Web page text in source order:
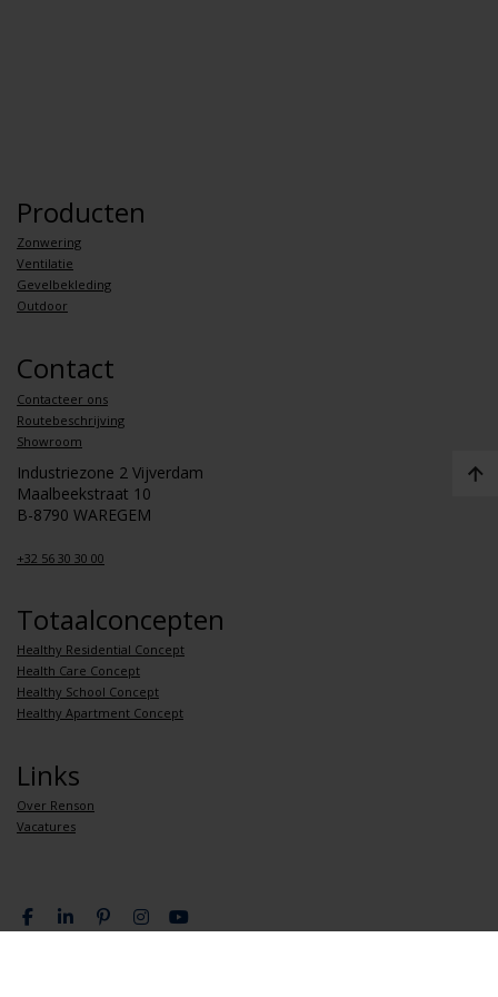
Producten
Zonwering
Ventilatie
Gevelbekleding
Outdoor
Contact
Contacteer ons
Routebeschrijving
Showroom
Industriezone 2 Vijverdam
Maalbeekstraat 10
B-8790 WAREGEM
+32 56 30 30 00
Totaalconcepten
Healthy Residential Concept
Health Care Concept
Healthy School Concept
Healthy Apartment Concept
Links
Over Renson
Vacatures